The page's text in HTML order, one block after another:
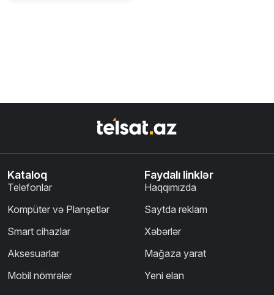
Kataloq
Telefonlar
Kompüter və Planşetlər
Smart cihazlar
Aksesuarlar
Mobil nömrələr
Faydalı linklər
Haqqımızda
Saytda reklam
Xəbərlər
Mağaza yarat
Yeni elan